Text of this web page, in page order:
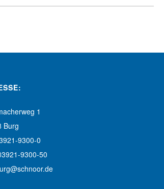
1
Burg
9300-0
9300-50